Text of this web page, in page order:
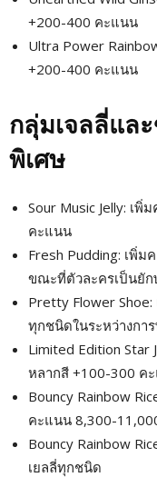
+200-400 คะแนน
Ultra Power
+200-400 คะแนน
กลุ่มเจลลี่แล
พิเศษ
Sour Music Jelly: เ
คะแนน
Fresh Pudding: เพิ่
ขณะที่ตัวละครเป็นยัก
Pretty Flower
ทุกชนิดในระหว่างกา
Limited Edition Star
หลากสี +100-300 ค
Bouncy Rainbow
คะแนน 8,300-
Bouncy Rainbow
เยลลี่ทุกชนิด